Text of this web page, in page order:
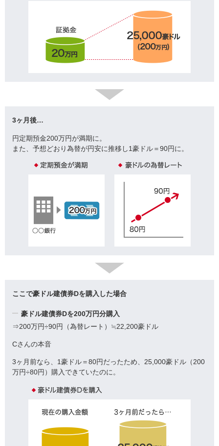
3ヶ月後…
円定期預金200万円が満期に。
また、予想どおり為替が円安に推移し1豪ドル＝90円に。
ここで豪ドル建債券Dを購入した場合
豪ドル建債券Dを200万円分購入
⇒200万円÷90円（為替レート）≒22,200豪ドル
Cさんの本音
3ヶ月前なら、1豪ドル＝80円だったため、25,000豪ドル（200
万円÷80円）購入できていたのに。